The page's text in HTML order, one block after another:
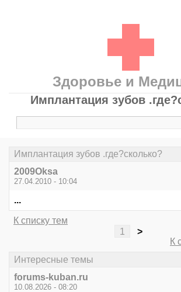
Здоровье и
Имплантация зубов
Имплантация зубов .где?сколько?
2009Oksa
27.04.2010 - 10:04
...
К списку тем
1
>
К
Интересные темы
forums-kuban.ru
10.08.2026 - 08:20